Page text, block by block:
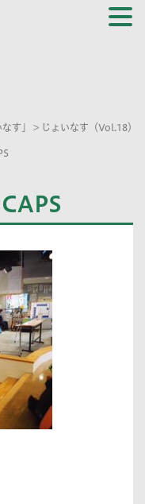
す」 > じょいなす（Vol.18）